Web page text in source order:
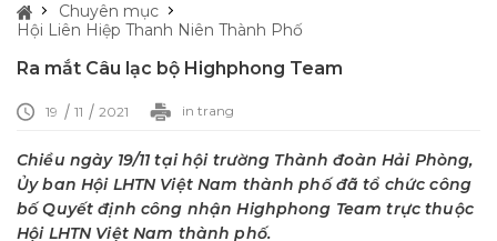
Chuyên mục
Hội Liên Hiệp Thanh Niên Thành Phố
Ra mắt Câu lạc bộ Highphong Team
19 11 2021 in trang
Chiều ngày 19/11 tại hội trường Thành đoàn Hải Phòng,
Ủy ban Hội LHTN Việt Nam thành phố đã tổ chức công
bố Quyết định công nhận Highphong Team trực thuộc
Hội LHTN Việt Nam thành phố.